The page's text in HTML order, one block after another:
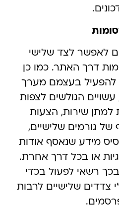
לאפשר לצד שלישי
דרך האתר. כמו כן
להפעיל בעצמם מערך
הגולשים לצפות
למתן שירות, הצעות
של גורמים שלישיים,
מידע שנאסף אודות
או בכל דרך אחרת.
בכך רשאי לפעול בכדי
צדדים שלישיים לרבות